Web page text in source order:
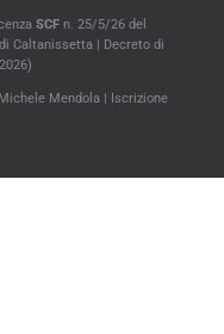
SCF n. 25/5/26 del
Caltanissetta | Decreto di
Mendola | Iscrizione